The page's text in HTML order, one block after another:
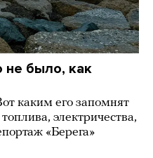
не было, как
каким его запомнят
электричества,
«Берега»